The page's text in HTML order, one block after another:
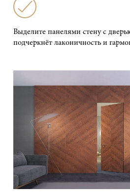
Выделите панелями стену с
подчеркнёт лаконичность и